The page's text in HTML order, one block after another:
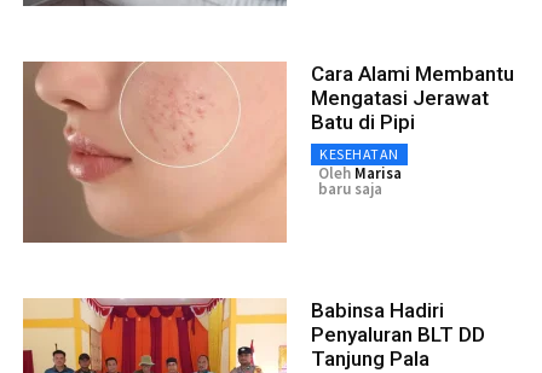
Cara Alami Membantu
Mengatasi Jerawat
Batu di Pipi
KESEHATAN
Oleh Marisa
baru saja
Babinsa Hadiri
Penyaluran BLT DD
Tanjung Pala